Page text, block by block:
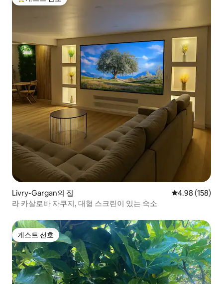
상위 게스트 선호
Livry-Gargan의 집 평점 4.98점(5
4.98 (158)
라 카살로바 자쿠지, 대형 스크린이 있는 숙소
게스트 선호
게스트 선호